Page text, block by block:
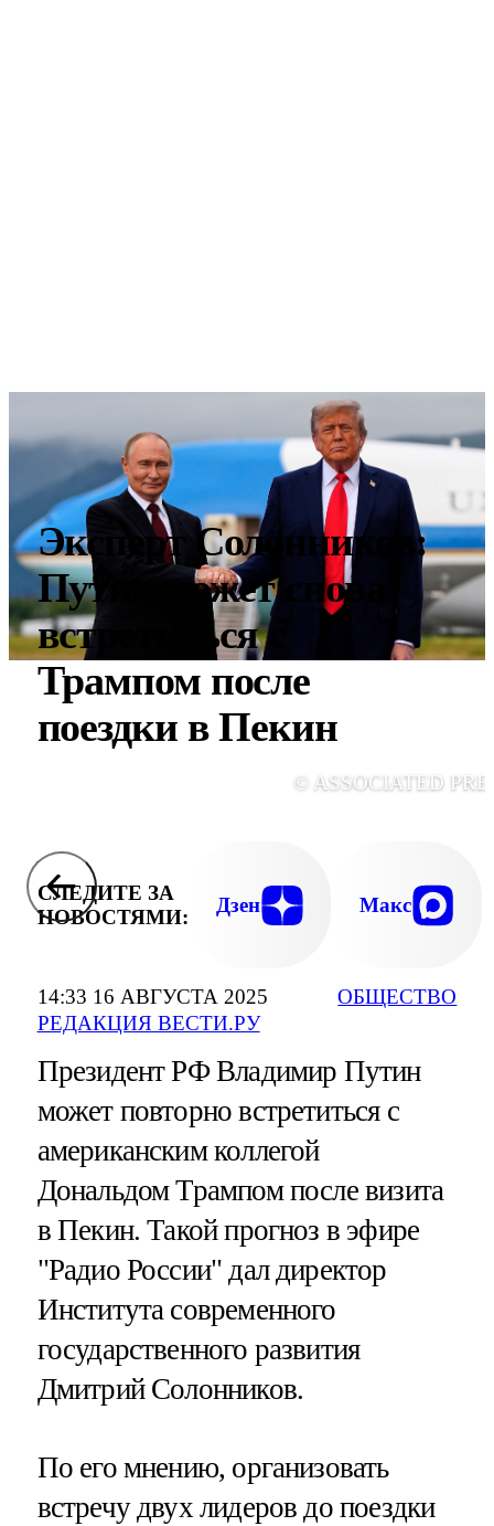
14:33 16 АВГУСТА 2025
РЕДАКЦИЯ ВЕСТИ.РУ
ОБЩЕСТВО
Эксперт Солонников:
Путин может снова
встретиться с
Трампом после
поездки в Пекин
© ASSOCIATED
СЛЕДИТЕ ЗА
НОВОСТЯМИ:
Дзен Макс
Президент РФ Владимир Путин
может повторно встретиться с
американским коллегой
Дональдом Трампом после визита
в Пекин. Такой прогноз в эфире
"Радио России" дал директор
Института современного
государственного развития
Дмитрий Солонников.
По его мнению, организовать
встречу двух лидеров до поездки